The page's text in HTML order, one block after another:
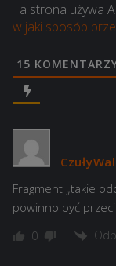
Ta strona używa
w jaki sposób
15
Fragment „takie
powinno być
0